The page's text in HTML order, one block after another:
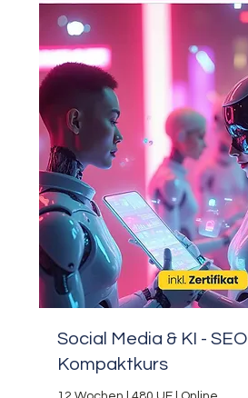
Social Media & KI - SEO
Kompaktkurs